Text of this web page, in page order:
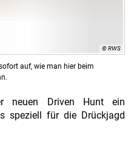
© RWS
auf, wie man hier beim
neuen Driven Hunt ein
speziell für die Drückjagd